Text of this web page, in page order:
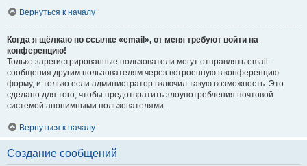
Вернуться к началу
Когда я щёлкаю по ссылке «email», от меня требуют войти на
конференцию!
Только зарегистрированные пользователи могут отправлять email-
сообщения другим пользователям через встроенную в конференцию
форму, и только если администратор включил такую возможность. Это
сделано для того, чтобы предотвратить злоупотребления почтовой
системой анонимными пользователями.
Вернуться к началу
Создание сообщений